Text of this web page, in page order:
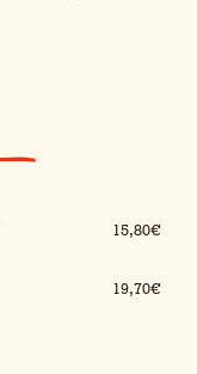
15,80€
19,70€